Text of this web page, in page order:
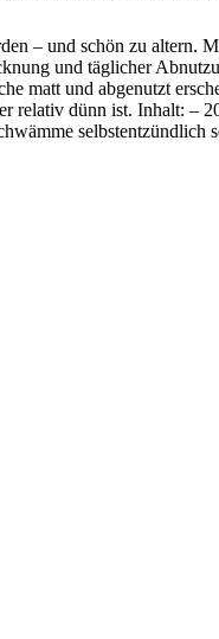
– und schön zu altern.
und täglicher
matt und abgenutzt
relativ dünn ist. Inhalt: –
selbstentzündlich